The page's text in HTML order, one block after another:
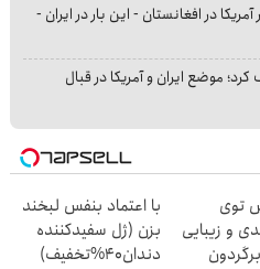
در افغانستان - این بار در ایران -
موضع ایران و آمریکا در قبال
توی
و زیبایی
با اعتماد بنفس لبخند
بزن (ژل سفیدکننده
دندان40%تخفیف)